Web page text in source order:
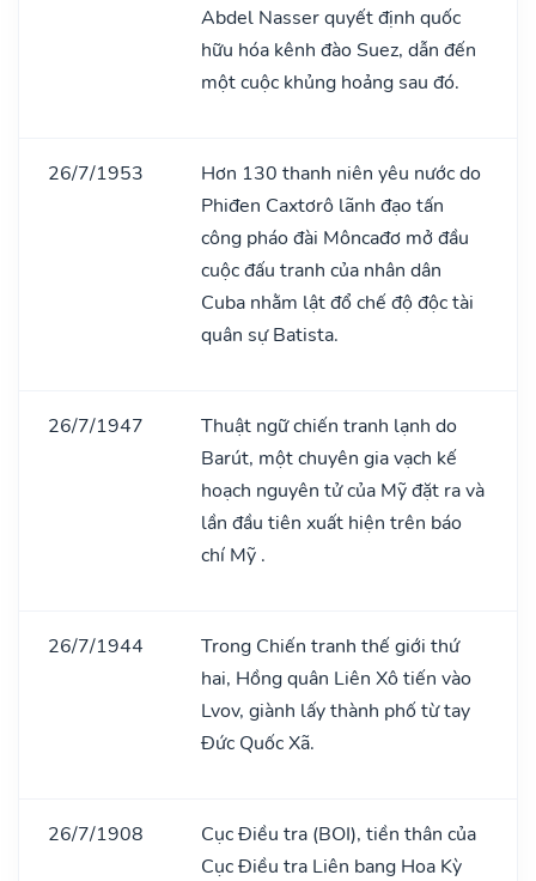
Abdel Nasser quyết định quốc
hữu hóa kênh đào Suez, dẫn đến
một cuộc khủng hoảng sau đó.
26/7/1953
Hơn 130 thanh niên yêu nước do
Phiđen Caxtơrô lãnh đạo tấn
công pháo đài Môncađơ mở đầu
cuộc đấu tranh của nhân dân
Cuba nhằm lật đổ chế độ độc tài
quân sự Batista.
26/7/1947
Thuật ngữ chiến tranh lạnh do
Barút, một chuyên gia vạch kế
hoạch nguyên tử của Mỹ đặt ra và
lần đầu tiên xuất hiện trên báo
chí Mỹ .
26/7/1944
Trong Chiến tranh thế giới thứ
hai, Hồng quân Liên Xô tiến vào
Lvov, giành lấy thành phố từ tay
Đức Quốc Xã.
26/7/1908
Cục Điều tra (BOI), tiền thân của
Cục Điều tra Liên bang Hoa Kỳ